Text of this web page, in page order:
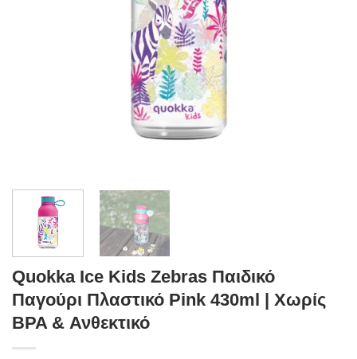
Quokka Ice Kids Zebras Παιδικό
Παγούρι Πλαστικό Pink 430ml | Χωρίς
BPA & Ανθεκτικό